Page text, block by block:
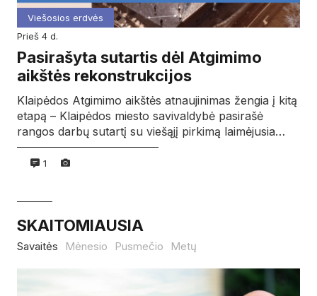
Viešosios erdvės
prieš 4 d.
Pasirašyta sutartis dėl Atgimimo
aikštės rekonstrukcijos
Klaipėdos Atgimimo aikštės atnaujinimas žengia į kitą
etapą – Klaipėdos miesto savivaldybė pasirašė
rangos darbų sutartį su viešąjį pirkimą laimėjusia…
1
SKAITOMIAUSIA
Savaitės Mėnesio Pusmečio Metų